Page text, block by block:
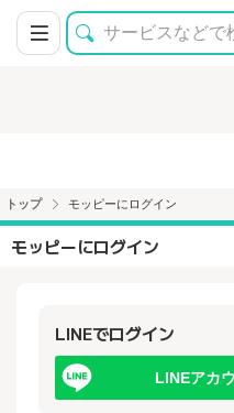
トップ モッピーにログイン
モッピーにログイン
LINEでログイン
LINEアカ